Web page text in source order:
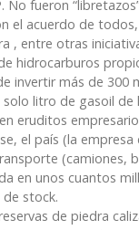
No fueron
el acuerdo de
, entre otras
hidrocarburos
invertir más de
litro de gasoil
eruditos
el país (la
(camiones,
en unos cuantos
stock.
de piedra